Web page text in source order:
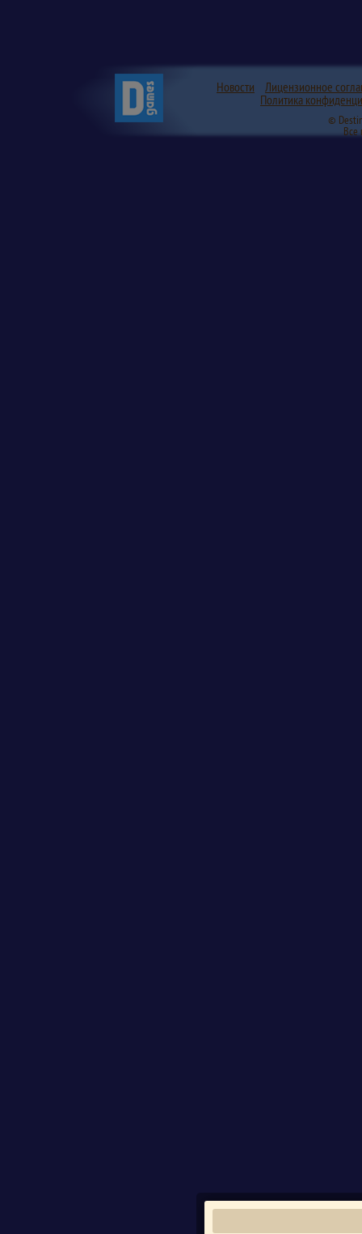
Новости
Лицензионное
Политика
©
Все